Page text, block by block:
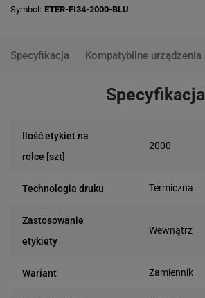
Symbol ETER-FI34-2000-BLU
Specyfikacja Kompatybilne urządzenia
Specyfikacja
Ilość etykiet na
rolce [szt]
2000
Technologia druku Termiczna
Zastosowanie
etykiety
Wewnątrz
Wariant Zamiennik